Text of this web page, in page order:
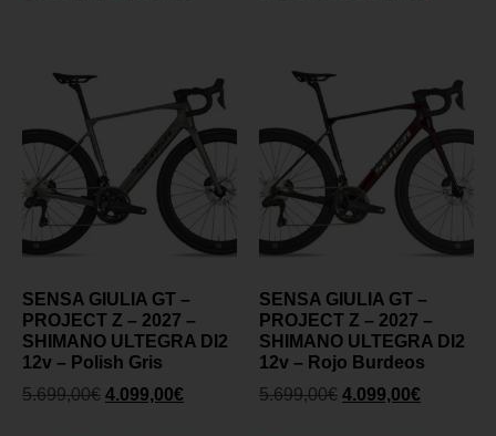
SENSA GIULIA GT –
PROJECT Z – 2027 –
SHIMANO ULTEGRA DI2
12v – Polish Gris
5.699,00€ 4.099,00€
SENSA GIULIA GT –
PROJECT Z – 2027 –
SHIMANO ULTEGRA DI2
12v – Rojo Burdeos
5.699,00€ 4.099,00€